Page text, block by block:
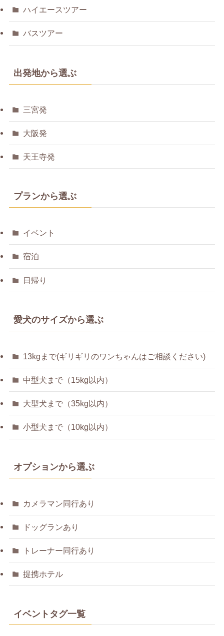
ハイエースツアー
バスツアー
出発地から選ぶ
三宮発
大阪発
天王寺発
プランから選ぶ
イベント
宿泊
日帰り
愛犬のサイズから選ぶ
13kgまで(ギリギリのワンちゃんはご相談ください)
中型犬まで（15kg以内）
大型犬まで（35kg以内）
小型犬まで（10kg以内）
オプションから選ぶ
カメラマン同行あり
ドッグランあり
トレーナー同行あり
提携ホテル
イベントタグ一覧